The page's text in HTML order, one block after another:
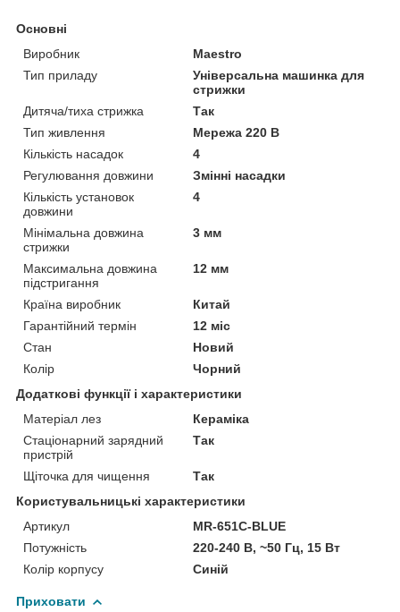
Основні
Виробник
Maestro
Тип приладу
Універсальна машинка для
стрижки
Дитяча/тиха стрижка
Так
Тип живлення
Мережа 220 В
Кількість насадок
4
Регулювання довжини
Змінні насадки
Кількість установок
довжини
4
Мінімальна довжина
стрижки
3 мм
Максимальна довжина
підстригання
12 мм
Країна виробник
Китай
Гарантійний термін
12 міс
Стан
Новий
Колір
Чорний
Додаткові функції і характеристики
Матеріал лез
Кераміка
Стаціонарний зарядний
пристрій
Так
Щіточка для чищення
Так
Користувальницькі характеристики
Артикул
MR-651C-BLUE
Потужність
220-240 В, ~50 Гц, 15 Вт
Колір корпусу
Синій
Приховати